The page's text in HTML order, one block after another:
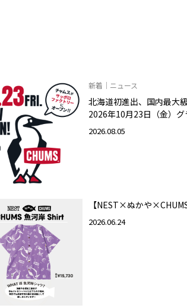
新着｜ニュース
北海道初進出、国内最大
2026年10月23日（金）
2026.08.05
【NEST×ぬかや
2026.06.24